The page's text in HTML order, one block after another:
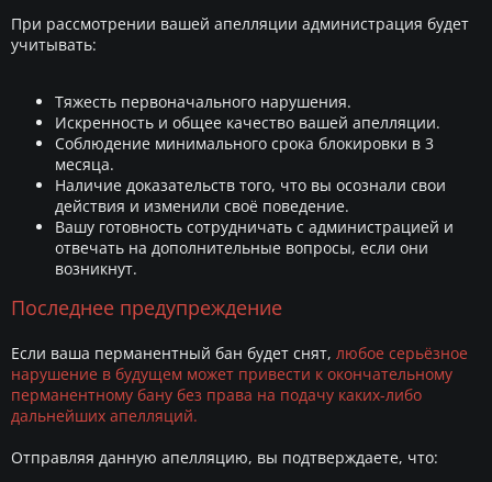
При рассмотрении вашей апелляции администрация будет
учитывать:
Тяжесть первоначального нарушения.
Искренность и общее качество вашей апелляции.
Соблюдение минимального срока блокировки в 3
месяца.
Наличие доказательств того, что вы осознали свои
действия и изменили своё поведение.
Вашу готовность сотрудничать с администрацией и
отвечать на дополнительные вопросы, если они
возникнут.
Последнее предупреждение
Если ваша перманентный бан будет снят, любое серьёзное
нарушение в будущем может привести к окончательному
перманентному бану без права на подачу каких-либо
дальнейших апелляций.
Отправляя данную апелляцию, вы подтверждаете, что: